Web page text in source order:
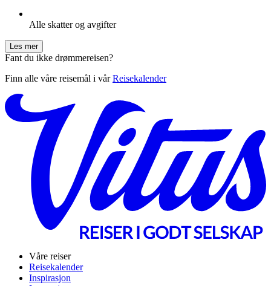
Alle skatter og avgifter
Les mer
Fant du ikke drømmereisen?
Finn alle våre reisemål i vårReisekalender
Våre reiser
Reisekalender
Inspirasjon